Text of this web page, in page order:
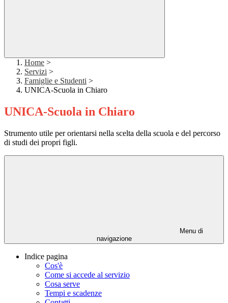
Home >
Servizi >
Famiglie e Studenti >
UNICA-Scuola in Chiaro
UNICA-Scuola in Chiaro
Strumento utile per orientarsi nella scelta della scuola e del percorso
di studi dei propri figli.
Menu di
navigazione
Indice pagina
Cos'è
Come si accede al servizio
Cosa serve
Tempi e scadenze